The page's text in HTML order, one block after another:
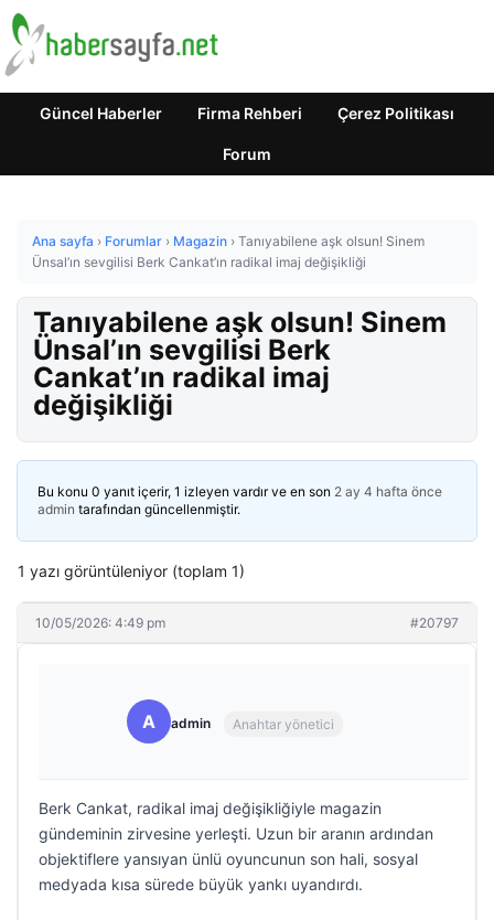
Güncel Haberler Firma Rehberi Çerez Politikası
Forum
Ana sayfa › Forumlar › Magazin › Tanıyabilene aşk olsun! Sinem
Ünsal’ın sevgilisi Berk Cankat’ın radikal imaj değişikliği
Tanıyabilene aşk olsun! Sinem
Ünsal’ın sevgilisi Berk
Cankat’ın radikal imaj
değişikliği
Bu konu 0 yanıt içerir, 1 izleyen vardır ve en son 2 ay 4 hafta önce
admin tarafından güncellenmiştir.
1 yazı görüntüleniyor (toplam 1)
10/05/2026: 4:49 pm #20797
A admin Anahtar yönetici
Berk Cankat, radikal imaj değişikliğiyle magazin
gündeminin zirvesine yerleşti. Uzun bir aranın ardından
objektiflere yansıyan ünlü oyuncunun son hali, sosyal
medyada kısa sürede büyük yankı uyandırdı.